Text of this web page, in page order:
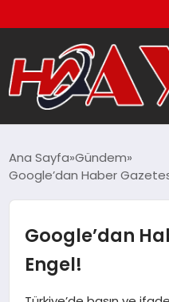
DÜNYA
EĞITIM
EKONOMI
Ana Sayfa Gündem
Google’dan Haber
Google’dan
Engel!